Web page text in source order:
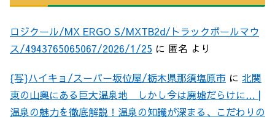
ロジクール/MX ERGO S/MXTB2d/トラックボールマウ
ス/4943765065067/2026/1/25 に 匿名 より
{写}ハイキョ/スーパー坂位屋/栃木県那須塩原市 に 北関
東の山奥にある巨大温泉地 しかし今は廃墟だらけに… |
温泉の魅力を徹底解説！温泉の知識が深まる、こだわりの